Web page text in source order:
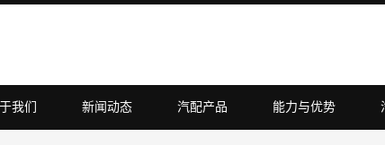
我们 新闻动态 汽配产品 能力与优势